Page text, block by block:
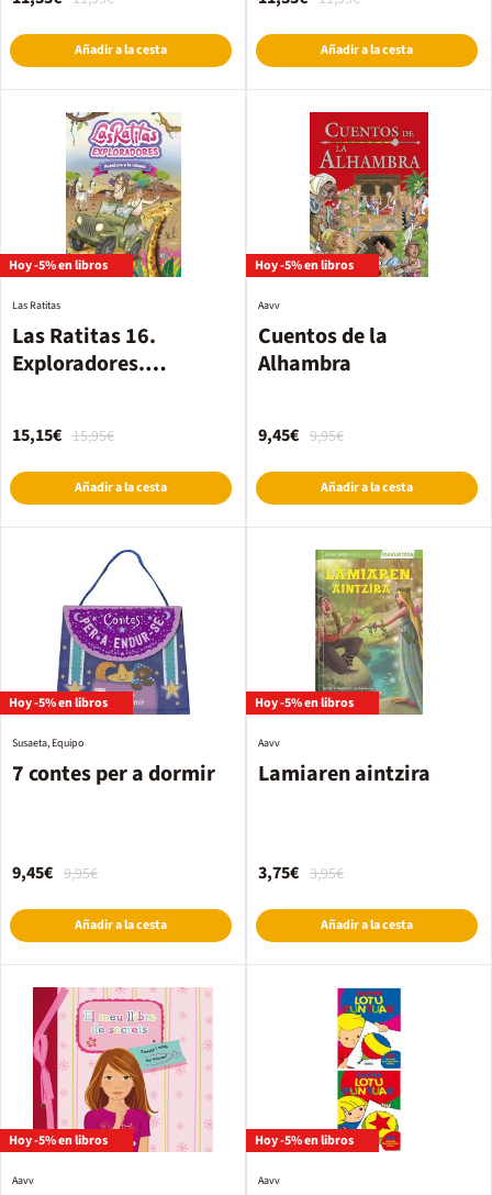
Añadir a la cesta Añadir a la cesta
Hoy -5% en libros
Las Ratitas 16.
Exploradores.
Las Ratitas
15,95€
15,15€
Añadir a la cesta
Hoy -5% en libros
Cuentos de la
Alhambra
Aavv
9,95€
9,45€
Añadir a la cesta
Hoy -5% en libros
7 contes per a dormir
Susaeta, Equipo
9,95€
9,45€
Añadir a la cesta
Hoy -5% en libros
Lamiaren aintzira
Aavv
3,95€
3,75€
Añadir a la cesta
Hoy -5% en libros
Aavv
Hoy -5% en libros
Aavv